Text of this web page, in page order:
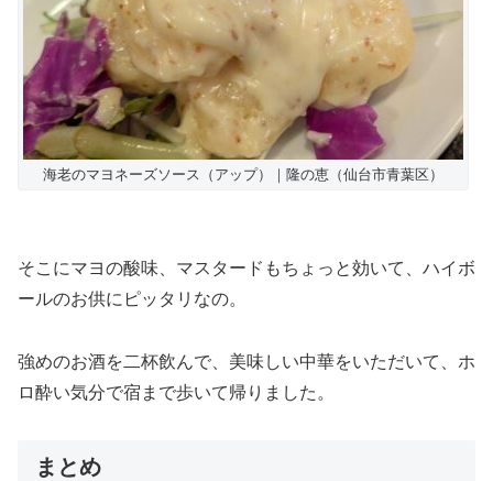
海老のマヨネーズソース（アップ）｜隆の恵（仙台市青葉区）
そこにマヨの酸味、マスタードもちょっと効いて、ハイボ
ールのお供にピッタリなの。
強めのお酒を二杯飲んで、美味しい中華をいただいて、ホ
ロ酔い気分で宿まで歩いて帰りました。
まとめ